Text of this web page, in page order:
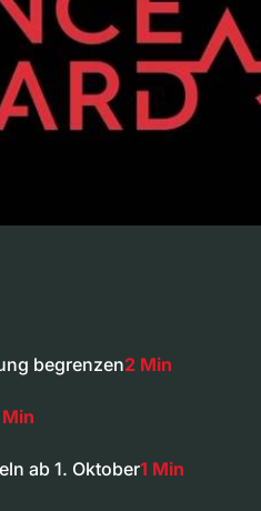
begrenzen2 Min
ab 1. Oktober1 Min